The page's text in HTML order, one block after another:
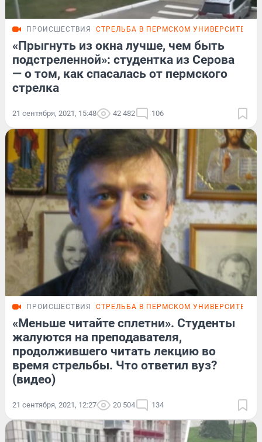
ПРОИСШЕСТВИЯ СТРЕЛЬБА В ПЕРМСКОМ УНИВЕРСИТЕТЕ
«Прыгнуть из окна лучше, чем быть
подстреленной»: студентка из Серова
— о том, как спасалась от пермского
стрелка
21 сентября, 2021, 15:48 42 482 106
ПРОИСШЕСТВИЯ СТРЕЛЬБА В ПЕРМСКОМ УНИВЕРСИТЕТЕ
«Меньше читайте сплетни». Студенты
жалуются на преподавателя,
продолжившего читать лекцию во
время стрельбы. Что ответил вуз?
(видео)
21 сентября, 2021, 12:27 20 504 134